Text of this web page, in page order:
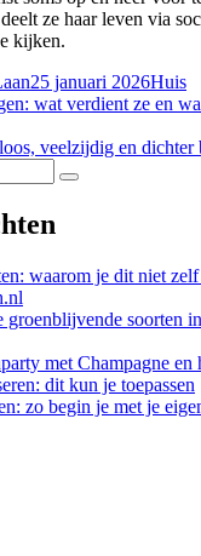
ze haar leven via
kijken.
25 januari 2026Huis
wat verdient ze en
veelzijdig en dichter
waarom je dit niet
groenblijvende soorten
met Champagne en
dit kun je toepassen
zo begin je met je